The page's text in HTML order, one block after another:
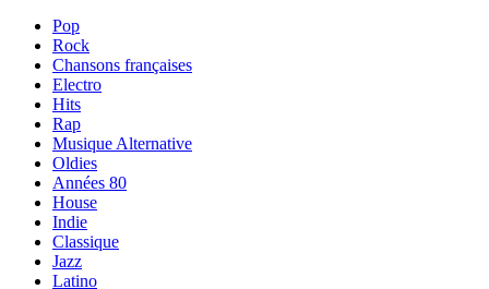
Pop
Rock
Chansons françaises
Electro
Hits
Rap
Musique Alternative
Oldies
Années 80
House
Indie
Classique
Jazz
Latino